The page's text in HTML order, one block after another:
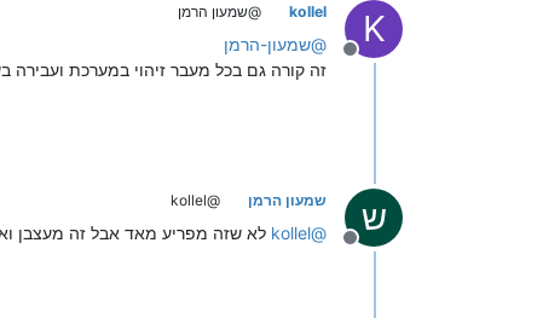
K
מנותק
kollel @שמעון הרמן
@שמעון-הרמן
זה קורה גם בכל מעבר זיהוי במערכת ועבירה
ש
מנותק
שמעון הרמן @kollel
@
kollel לא שזה מפריע מאד אבל זה מעצבן